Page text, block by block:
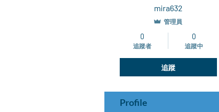
mira632
管理員
0
追蹤者
0
追蹤中
追蹤
Profile